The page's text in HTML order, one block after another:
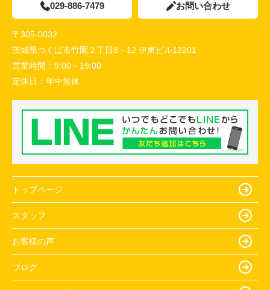
029-886-7479 お問い合わせ
〒305-0032
茨城県つくば市竹園２丁目8－12 伊東ビル12201
営業時間： 9:00～19:00
定休日： 年中無休
トップページ
スタッフ
お客様の声
ブログ